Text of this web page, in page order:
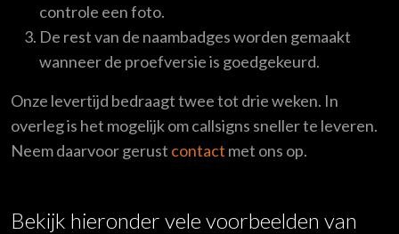
controle een foto.
De rest van de naambadges worden gemaakt
wanneer de proefversie is goedgekeurd.
Onze levertijd bedraagt twee tot drie weken. In
overleg is het mogelijk om callsigns sneller te leveren.
Neem daarvoor gerust contact met ons op.
Bekijk hieronder vele voorbeelden van